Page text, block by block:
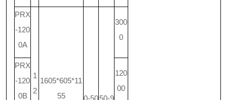
PRX
-120
0A
1
2
1605*605*11
55
0-5050-9
300
0
PRX
-120
0B
120
00